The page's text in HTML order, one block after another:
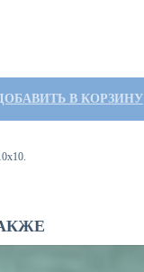
В КОРЗИНУ